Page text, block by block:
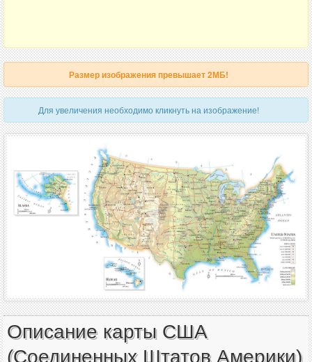
Размер изображения превышает 2МБ!
Для увеличения необходимо кликнуть на изображение!
Описание карты США
(Соединенных Штатов Америки)